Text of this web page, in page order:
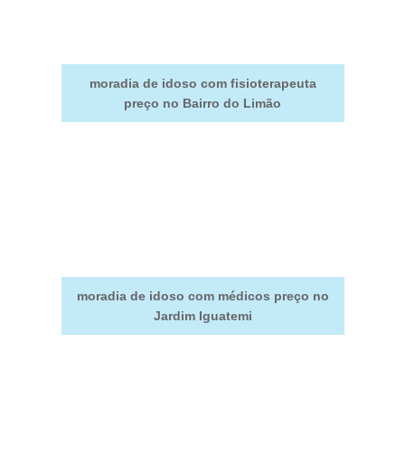
moradia de idoso com fisioterapeuta
preço no Bairro do Limão
moradia de idoso com médicos preço no
Jardim Iguatemi